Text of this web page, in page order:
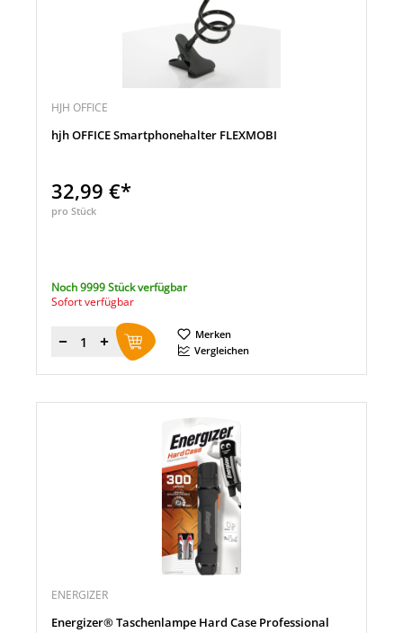
HJH OFFICE
hjh OFFICE Smartphonehalter FLEXMOBI
32,99 €*
pro Stück
Noch 9999 Stück verfügbar
Sofort verfügbar
Menge
Merken
Vergleichen
ENERGIZER
Energizer® Taschenlampe Hard Case Professional